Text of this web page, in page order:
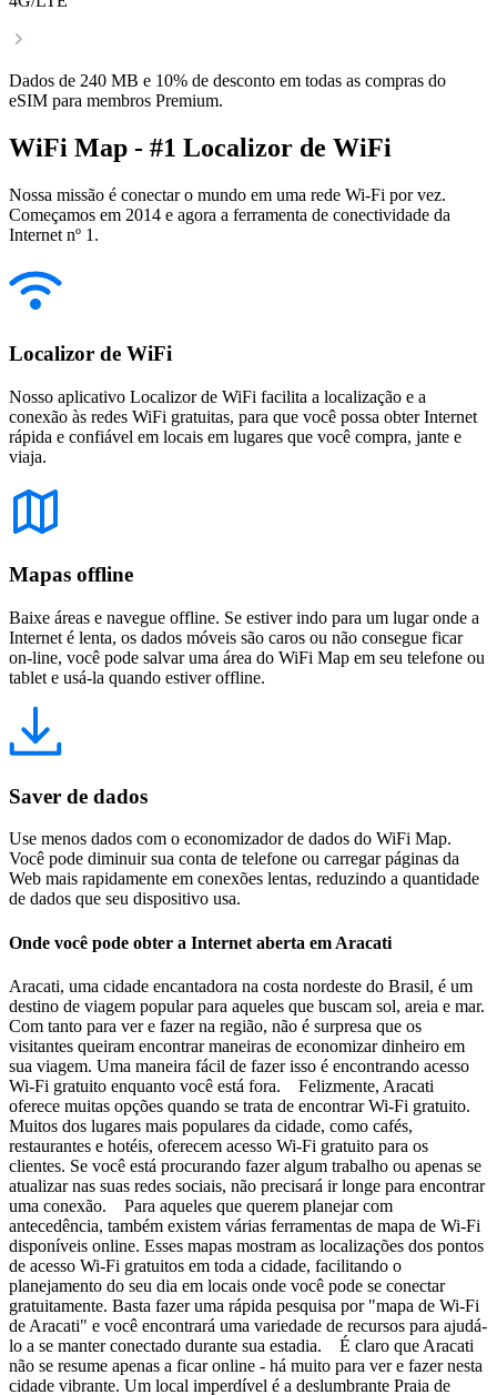
Dados de 240 MB e 10% de desconto em todas as compras do
eSIM para membros Premium.
WiFi Map - #1 Localizor de WiFi
Nossa missão é conectar o mundo em uma rede Wi-Fi por vez.
Começamos em 2014 e agora a ferramenta de conectividade da
Internet nº 1.
Localizor de WiFi
Nosso aplicativo Localizor de WiFi facilita a localização e a
conexão às redes WiFi gratuitas, para que você possa obter Internet
rápida e confiável em locais em lugares que você compra, jante e
viaja.
Mapas offline
Baixe áreas e navegue offline. Se estiver indo para um lugar onde a
Internet é lenta, os dados móveis são caros ou não consegue ficar
on-line, você pode salvar uma área do WiFi Map em seu telefone ou
tablet e usá-la quando estiver offline.
Saver de dados
Use menos dados com o economizador de dados do WiFi Map.
Você pode diminuir sua conta de telefone ou carregar páginas da
Web mais rapidamente em conexões lentas, reduzindo a quantidade
de dados que seu dispositivo usa.
Onde você pode obter a Internet aberta em Aracati
Aracati, uma cidade encantadora na costa nordeste do Brasil, é um
destino de viagem popular para aqueles que buscam sol, areia e mar.
Com tanto para ver e fazer na região, não é surpresa que os
visitantes queiram encontrar maneiras de economizar dinheiro em
sua viagem. Uma maneira fácil de fazer isso é encontrando acesso
Wi-Fi gratuito enquanto você está fora. Felizmente, Aracati
oferece muitas opções quando se trata de encontrar Wi-Fi gratuito.
Muitos dos lugares mais populares da cidade, como cafés,
restaurantes e hotéis, oferecem acesso Wi-Fi gratuito para os
clientes. Se você está procurando fazer algum trabalho ou apenas se
atualizar nas suas redes sociais, não precisará ir longe para encontrar
uma conexão. Para aqueles que querem planejar com
antecedência, também existem várias ferramentas de mapa de Wi-Fi
disponíveis online. Esses mapas mostram as localizações dos pontos
de acesso Wi-Fi gratuitos em toda a cidade, facilitando o
planejamento do seu dia em locais onde você pode se conectar
gratuitamente. Basta fazer uma rápida pesquisa por "mapa de Wi-Fi
de Aracati" e você encontrará uma variedade de recursos para ajudá-
lo a se manter conectado durante sua estadia. É claro que Aracati
não se resume apenas a ficar online - há muito para ver e fazer nesta
cidade vibrante. Um local imperdível é a deslumbrante Praia de